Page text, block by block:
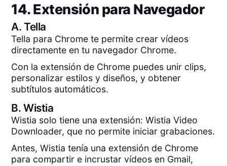
14. Extensión para Navegador
A.Tella
Tella para Chrome te permite crear vídeos
directamente en tu navegador Chrome.
Con la extensión de Chrome puedes unir clips,
personalizar estilos y diseños, y obtener
subtítulos automáticos.
B.Wistia
Wistia solo tiene una extensión: Wistia Video
Downloader, que no permite iniciar grabaciones.
Antes, Wistia tenía una extensión de Chrome
para compartir e incrustar vídeos en Gmail,